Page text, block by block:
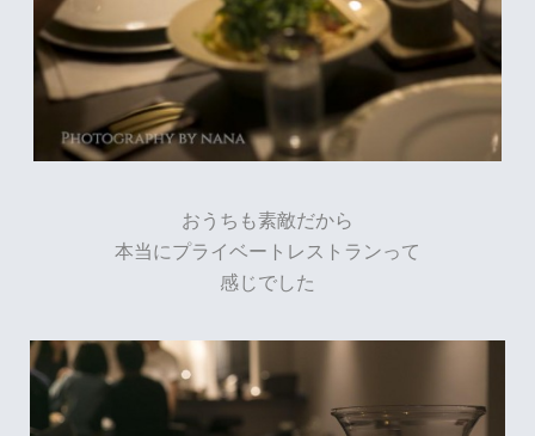
おうちも素敵だから
本当にプライベートレストランって
感じでした